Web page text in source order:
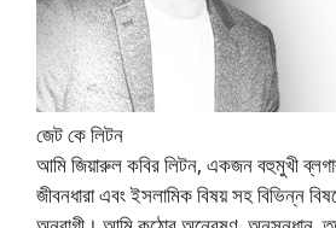
জেট কে লিটন
আমি জিয়ারুল কবির লিটন, একজন বহুমুখী
জীবনধারা এবং ইসলামিক বিষয় সহ বিভিন্ন